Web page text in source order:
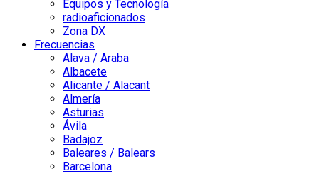
Equipos y Tecnología
radioaficionados
Zona DX
Frecuencias
Alava / Araba
Albacete
Alicante / Alacant
Almería
Asturias
Ávila
Badajoz
Baleares / Balears
Barcelona